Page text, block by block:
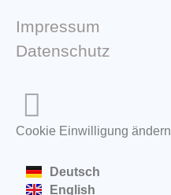
Impressum
Datenschutz
Cookie Einwilligung ändern
Deutsch
English